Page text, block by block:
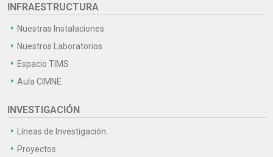
INFRAESTRUCTURA
Nuestras Instalaciones
Nuestros Laboratorios
Espacio TIMS
Aula CIMNE
INVESTIGACIÓN
Líneas de Investigación
Proyectos